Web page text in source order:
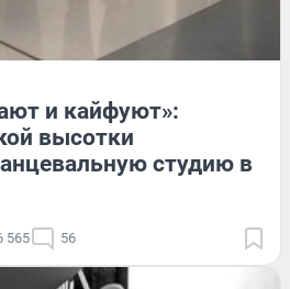
и кайфуют»:
высотки
студию в
565 56